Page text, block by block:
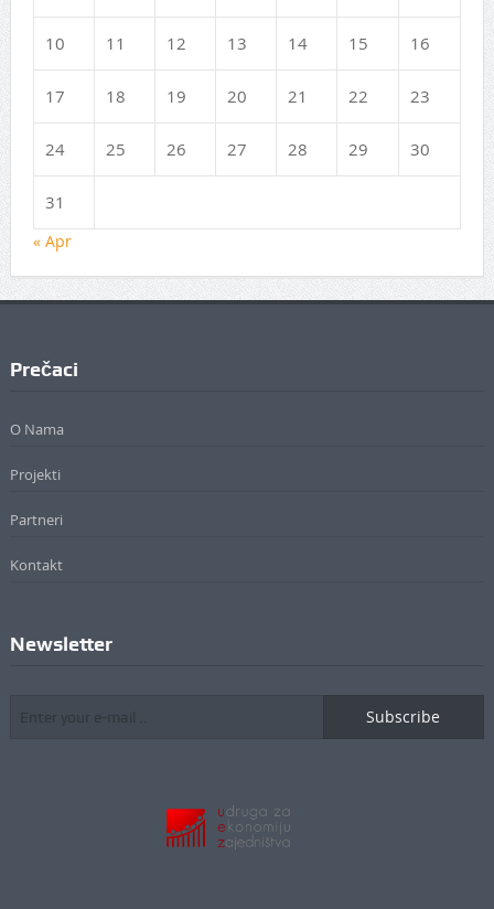
10 11 12 13 14 15 16
17 18 19 20 21 22 23
24 25 26 27 28 29 30
31
« Apr
Prečaci
O Nama
Projekti
Partneri
Kontakt
Newsletter
Subscribe